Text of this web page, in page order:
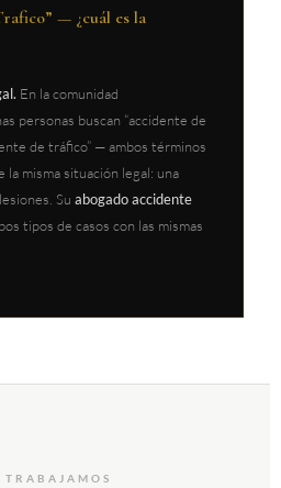
— ¿cuál es la
En la comunidad
personas buscan “accidente de
de tráfico” — ambos términos
misma situación legal: una
Su abogado accidente
tipos de casos con las mismas